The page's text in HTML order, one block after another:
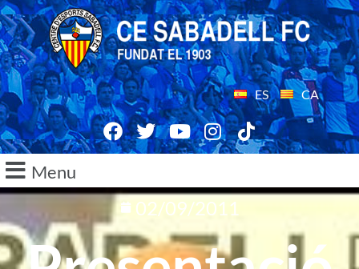
ES CA
Menu
02/09/2011